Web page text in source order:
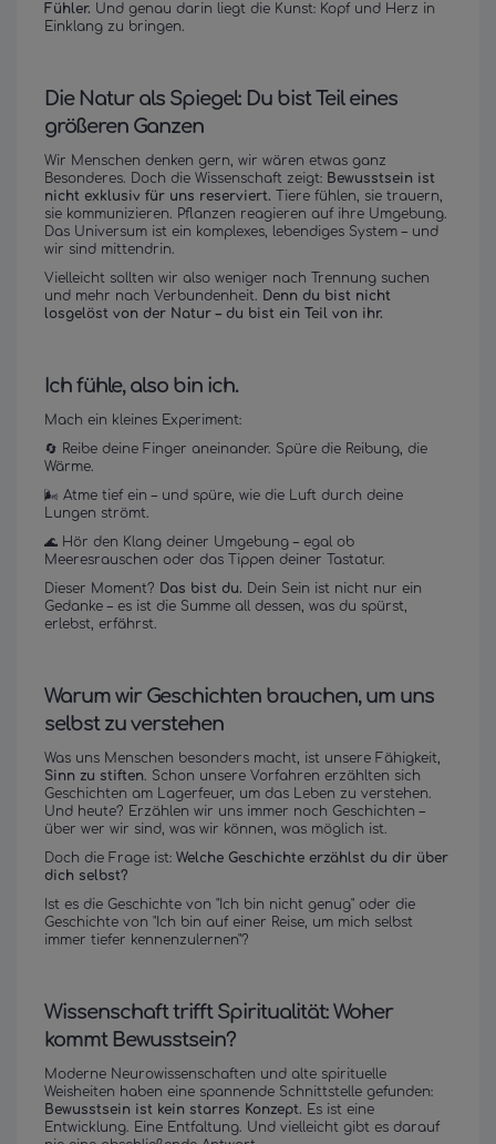
Fühler. Und genau darin liegt die Kunst: Kopf und Herz in
Einklang zu bringen.
Die Natur als Spiegel: Du bist Teil eines
größeren Ganzen
Wir Menschen denken gern, wir wären etwas ganz
Besonderes. Doch die Wissenschaft zeigt: Bewusstsein ist
nicht exklusiv für uns reserviert. Tiere fühlen, sie trauern,
sie kommunizieren. Pflanzen reagieren auf ihre Umgebung.
Das Universum ist ein komplexes, lebendiges System – und
wir sind mittendrin.
Vielleicht sollten wir also weniger nach Trennung suchen
und mehr nach Verbundenheit. Denn du bist nicht
losgelöst von der Natur – du bist ein Teil von ihr.
Ich fühle, also bin ich.
Mach ein kleines Experiment:
🔄 Reibe deine Finger aneinander. Spüre die Reibung, die
Wärme.
🌬️ Atme tief ein – und spüre, wie die Luft durch deine
Lungen strömt.
🌊 Hör den Klang deiner Umgebung – egal ob
Meeresrauschen oder das Tippen deiner Tastatur.
Dieser Moment? Das bist du. Dein Sein ist nicht nur ein
Gedanke – es ist die Summe all dessen, was du spürst,
erlebst, erfährst.
Warum wir Geschichten brauchen, um uns
selbst zu verstehen
Was uns Menschen besonders macht, ist unsere Fähigkeit,
Sinn zu stiften. Schon unsere Vorfahren erzählten sich
Geschichten am Lagerfeuer, um das Leben zu verstehen.
Und heute? Erzählen wir uns immer noch Geschichten –
über wer wir sind, was wir können, was möglich ist.
Doch die Frage ist: Welche Geschichte erzählst du dir über
dich selbst?
Ist es die Geschichte von "Ich bin nicht genug" oder die
Geschichte von "Ich bin auf einer Reise, um mich selbst
immer tiefer kennenzulernen"?
Wissenschaft trifft Spiritualität: Woher
kommt Bewusstsein?
Moderne Neurowissenschaften und alte spirituelle
Weisheiten haben eine spannende Schnittstelle gefunden:
Bewusstsein ist kein starres Konzept. Es ist eine
Entwicklung. Eine Entfaltung. Und vielleicht gibt es darauf